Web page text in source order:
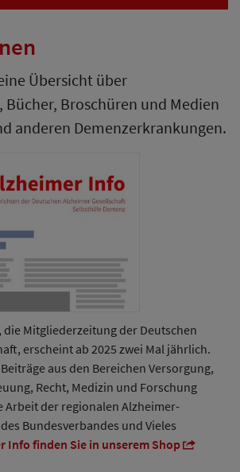
Übersicht über
Broschüren und Medien
anderen Demenzerkrankungen.
, die Mitgliederzeitung der Deutschen
erscheint ab 2025 zwei Mal jährlich.
aus den Bereichen Versorgung,
Recht, Medizin und Forschung
Arbeit der regionalen Alzheimer-
Bundesverbandes und Vieles
Info finden Sie in unserem Shop